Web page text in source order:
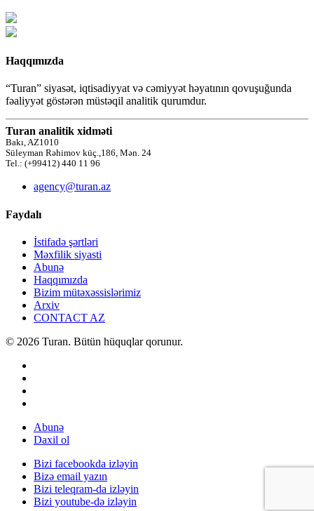
Haqqımızda
“Turan” siyasət, iqtisadiyyat və cəmiyyət həyatının qovuşuğunda
fəaliyyət göstərən müstəqil analitik qurumdur.
Turan analitik xidməti
Bakı, AZ1010
Süleyman Rəhimov küç.,186, Mən. 24
Tel.: (+99412) 440 11 96
agency@turan.az
Faydalı
İstifadə şərtləri
Məxfilik siyasti
Abunə
Haqqımızda
Bizim mütəxəssislərimiz
Arxiv
CONTACT AZ
© 2026 Turan. Bütün hüquqlar qorunur.
Abunə
Daxil ol
Bizi facebookda izləyin
Bizə email yazın
Bizi teleqram-da izləyin
Bizi youtube-də izləyin